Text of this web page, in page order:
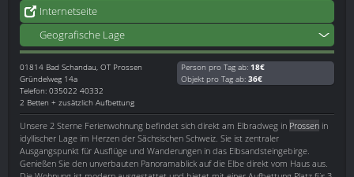
Internetseite
Geografische Lage
01814 Bad Schandau, OT Prossen
Gründelweg 14a
Telefon: 035022 40332
2 Betten + zusätzlich Aufbettung
Person pro Tag ab: 18€
Objekt pro Tag ab: 36€
Unsere 2 Sterne Ferienwohnung befindet sich direkt am Elbradweg in Prossen in
idyllischer Lage im Herzen der Sächsischen Schweiz. Sie ist zentraler
Ausgangspunkt für Ausflüge und Wanderungen in das Elbsandsteingebirge.
Genießen Sie den unverbauten Panoramablick auf die Elbe direkt vom Haus aus.